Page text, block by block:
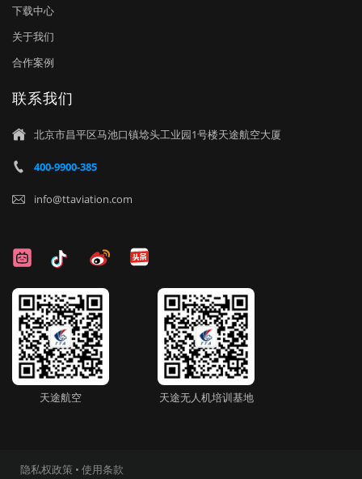
下载中心
关于我们
合作案例
联系我们
 北京市昌平区马池口镇埝头工业园1号楼天途航空大厦
 400-9900-385
 info@ttaviation.com
天途航空 天途无人机培训基地
隐私权政策 • 使用条款